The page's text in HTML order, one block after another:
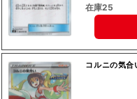
在庫25
コルニの気